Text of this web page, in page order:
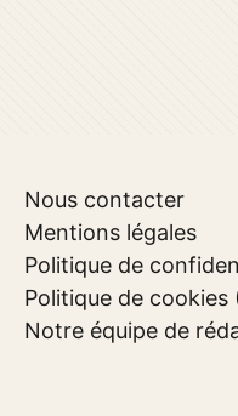
Nous contacter
Mentions légales
Politique de
Politique de cookies
Notre équipe de